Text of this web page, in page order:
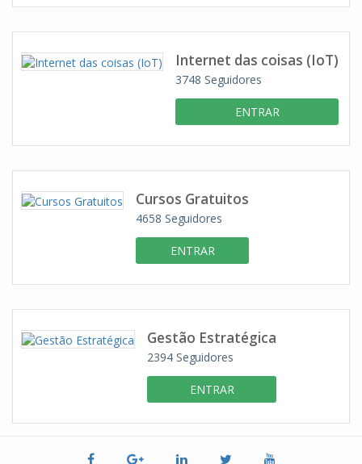
Internet das coisas (IoT)
3748 Seguidores
ENTRAR
Cursos Gratuitos
4658 Seguidores
ENTRAR
Gestão Estratégica
2394Seguidores
ENTRAR